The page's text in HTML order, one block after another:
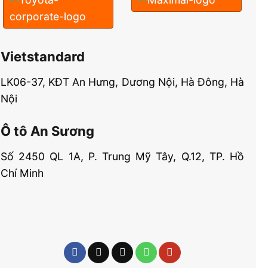
Vietstandard
LK06-37, KĐT An Hưng, Dương Nội, Hà Đông, Hà
Nội
Ô tô An Sương
Số 2450 QL 1A, P. Trung Mỹ Tây, Q.12, TP. Hồ
Chí Minh